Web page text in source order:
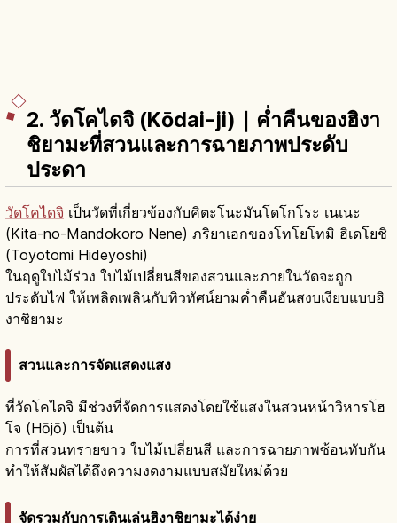
2. วัดโคไดจิ (Kōdai-ji)｜ค่ำคืนของฮิงา
ชิยามะที่สวนและการฉายภาพประดับ
ประดา
วัดโคไดจิ เป็นวัดที่เกี่ยวข้องกับคิตะโนะมันโดโกโระ เนเนะ
(Kita-no-Mandokoro Nene) ภริยาเอกของโทโยโทมิ ฮิเดโยชิ
(Toyotomi Hideyoshi)
ในฤดูใบไม้ร่วง ใบไม้เปลี่ยนสีของสวนและภายในวัดจะถูก
ประดับไฟ ให้เพลิดเพลินกับทิวทัศน์ยามค่ำคืนอันสงบเงียบแบบฮิ
งาชิยามะ
สวนและการจัดแสดงแสง
ที่วัดโคไดจิ มีช่วงที่จัดการแสดงโดยใช้แสงในสวนหน้าวิหารโฮ
โจ (Hōjō) เป็นต้น
การที่สวนทรายขาว ใบไม้เปลี่ยนสี และการฉายภาพซ้อนทับกัน
ทำให้สัมผัสได้ถึงความงดงามแบบสมัยใหม่ด้วย
จัดรวมกับการเดินเล่นฮิงาชิยามะได้ง่าย